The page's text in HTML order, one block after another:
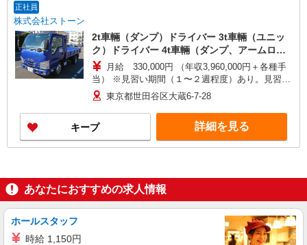
正社員
株式会社ストーン
2t車輛（ダンプ）ドライバー 3t車輛（ユニッ
ク）ドライバー 4t車輛（ダンプ、アームロー
ル）ドライバー
月給 330,000円 （年収3,960,000円＋各種手
当） ※見習い期間（１〜２週程度）あり。見習い
期間は日給11,000円
東京都世田谷区大蔵6-7-28
キープ 詳細を見る
あなたにおすすめの求人情報
ホールスタッフ
時給 1,150円